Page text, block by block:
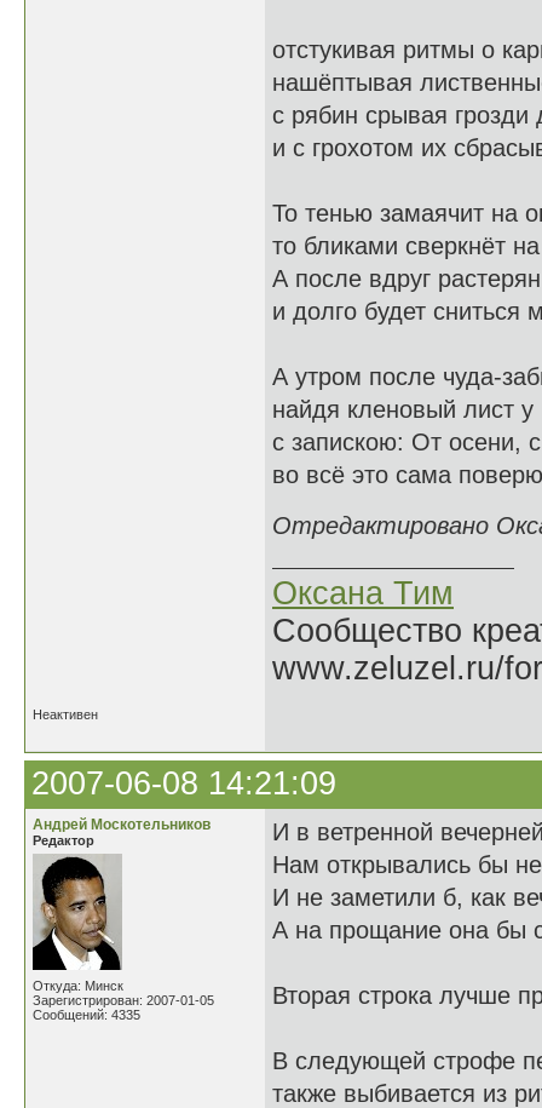
отстукивая ритмы о
нашёптывая
с рябин срывая грозди
и с грохотом их
То тенью замаячит на
то бликами сверкнёт
А после вдруг
и долго будет сниться
А утром после чуда-
найдя кленовый лист у
с запискою: От осени,
во всё это сама
Отредактировано
Оксана Тим
Сообщество
www.zeluzel.ru/
Неактивен
2007-06-08 14:21:09
Андрей Москотельников
Редактор
Откуда: Минск
Зарегистрирован: 2007-01-05
Сообщений: 4335
И в ветренной
Нам открывались бы
И не заметили б, как
А на прощание она бы
Вторая строка лучше
В следующей строфе
также выбивается из